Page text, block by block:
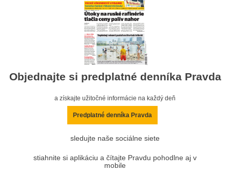
Objednajte si predplatné denníka Pravda
a získajte užitočné informácie na každý deň
Predplatné denníka Pravda
sledujte naše sociálne siete
stiahnite si aplikáciu a čítajte Pravdu pohodlne aj v
mobile